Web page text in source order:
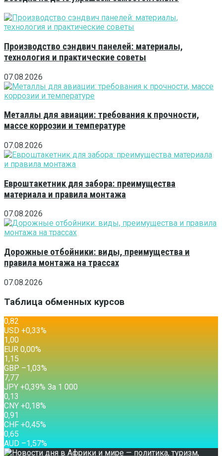
Производство сэндвич панелей: материалы,
технология и практические советы
07.08.2026
Металлы для авиации: требования к прочности,
массе коррозии и температуре
07.08.2026
Евроштакетник для забора: преимущества
материала и правила монтажа
07.08.2026
Дорожные отбойники: виды, преимущества и
правила монтажа на трассах
07.08.2026
Таблица обменных курсов
0,82
USD +0,33%
1,00
EUR 0,00%
1,15
GBP –1,03%
7,77
JPY +0,39% За 1 000
0,13
CNY +0,18%
0,91
CHF +0,45%
0,65
AUD –1,57%